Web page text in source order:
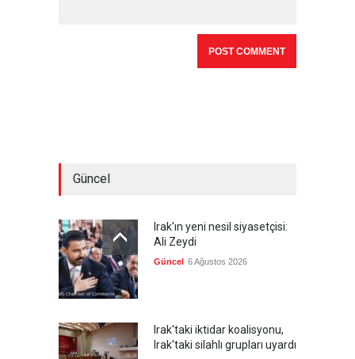
Güncel
Irak'ın yeni nesil siyasetçisi:
Ali Zeydi
Güncel 6 Ağustos 2026
Irak'taki iktidar koalisyonu,
Irak'taki silahlı grupları uyardı